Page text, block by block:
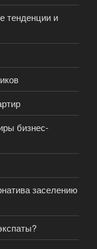
тенденции и
бизнес-
заселению